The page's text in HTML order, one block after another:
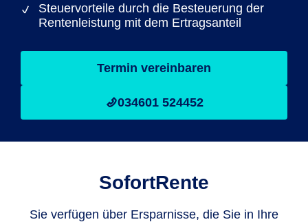
Steuervorteile durch die Besteuerung der
Rentenleistung mit dem Ertragsanteil
Termin vereinbaren
034601 524452
SofortRente
Sie verfügen über Ersparnisse, die Sie in Ihre